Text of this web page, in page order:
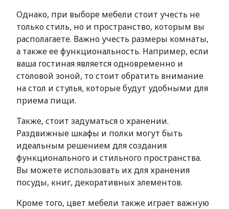
Однако, при выборе мебели стоит учесть не
только стиль, но и пространство, которым вы
располагаете. Важно учесть размеры комнаты,
а также ее функциональность. Например, если
ваша гостиная является одновременно и
столовой зоной, то стоит обратить внимание
на стол и стулья, которые будут удобными для
приема пищи.
Также, стоит задуматься о хранении.
Раздвижные шкафы и полки могут быть
идеальным решением для создания
функционального и стильного пространства.
Вы можете использовать их для хранения
посуды, книг, декоративных элементов.
Кроме того, цвет мебели также играет важную